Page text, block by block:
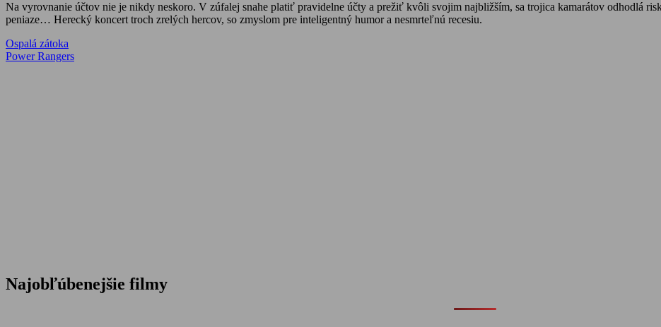
Na vyrovnanie účtov nie je nikdy neskoro. V zúfalej snahe platiť pravidelne účty a prežiť kvôli svojim najbližším, sa trojica kamarátov odhodlá
peniaze… Herecký koncert troch zrelých hercov, so zmyslom pre inteligentný humor a nesmrteľnú recesiu.
Navigácia
v
Previous
Post:
Ospalá zátoka
Next
Power Rangers
Najobľúbenejšie filmy